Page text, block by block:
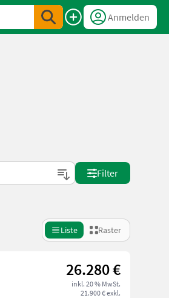
Anmelden
Filter
Liste Raster
26.280 €
inkl. 20 % MwSt.
21.900 € exkl.